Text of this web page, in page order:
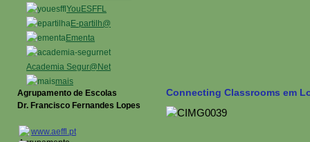
YouESFFL
E-partilh@
Ementa
Academia Segur@Net
mais
Connecting Classrooms em
Agrupamento de Escolas
Dr. Francisco Fernandes Lopes
www.aeffl.pt